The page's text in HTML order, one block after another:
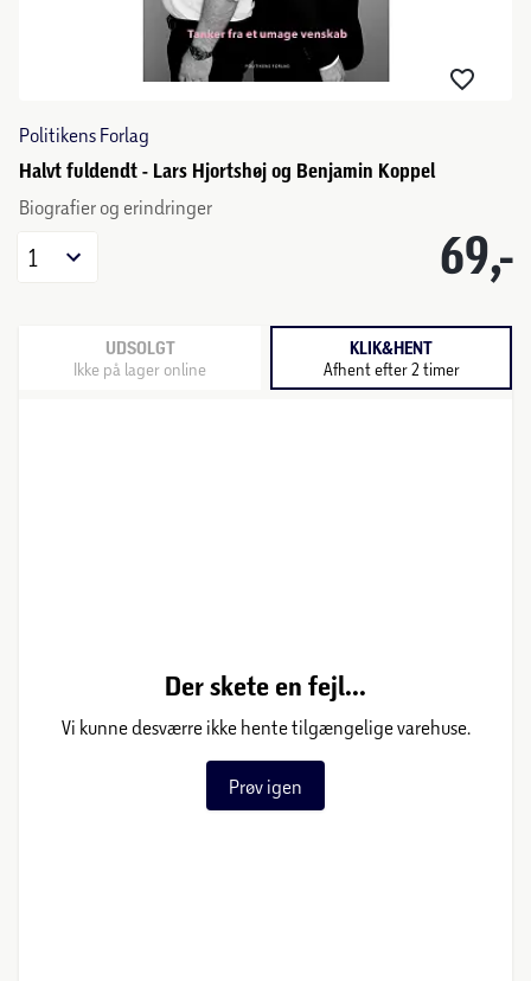
Politikens Forlag
Halvt fuldendt - Lars Hjortshøj og Benjamin Koppel
Biografier og erindringer
69,-
1
UDSOLGT
Ikke på lager online
KLIK&HENT
Afhent efter 2 timer
Der skete en fejl...
Vi kunne desværre ikke hente tilgængelige varehuse.
Prøv igen